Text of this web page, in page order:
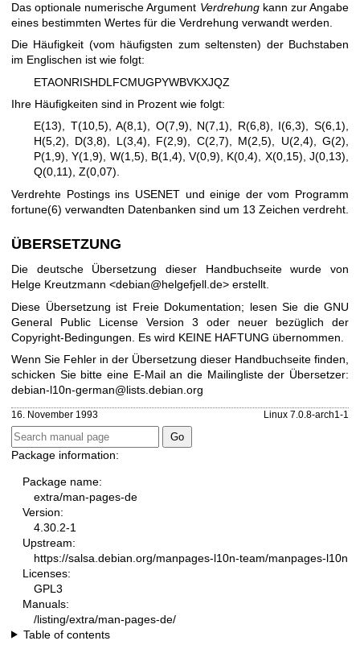
Das optionale numerische Argument Verdrehungkann zur Angabe
eines bestimmten Wertes für die Verdrehung verwandt werden.
Die Häufigkeit (vom häufigsten zum seltensten) der Buchstaben
im Englischen ist wie folgt:
ETAONRISHDLFCMUGPYWBVKXJQZ
Ihre Häufigkeiten sind in Prozent wie folgt:
E(13), T(10,5), A(8,1), O(7,9), N(7,1), R(6,8), I(6,3), S(6,1),
H(5,2), D(3,8), L(3,4), F(2,9), C(2,7), M(2,5), U(2,4), G(2),
P(1,9), Y(1,9), W(1,5), B(1,4), V(0,9), K(0,4), X(0,15), J(0,13),
Q(0,11), Z(0,07).
Verdrehte Postings ins USENET und einige der vom Programm
fortune(6) verwandten Datenbanken sind um 13 Zeichen verdreht.
ÜBERSETZUNG
Die deutsche Übersetzung dieser Handbuchseite wurde von
Helge Kreutzmann <debian@helgefjell.de> erstellt.
Diese Übersetzung ist Freie Dokumentation; lesen Sie die GNU
General Public License Version 3 oder neuer bezüglich der
Copyright-Bedingungen. Es wird KEINE HAFTUNG übernommen.
Wenn Sie Fehler in der Übersetzung dieser Handbuchseite finden,
schicken Sie bitte eine E-Mail an die Mailingliste der Übersetzer:
debian-l10n-german@lists.debian.org
16. November 1993 Linux 7.0.8-arch1-1
Package information:
Package name:
extra/man-pages-de
Version:
4.30.2-1
Upstream:
https://salsa.debian.org/manpages-l10n-team/manpages-l10n
Licenses:
GPL3
Manuals:
/listing/extra/man-pages-de/
Table of contents